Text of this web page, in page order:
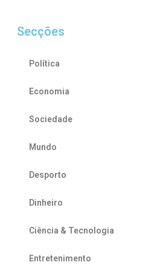
Secções
Política
Economia
Sociedade
Mundo
Desporto
Dinheiro
Ciência & Tecnologia
Entretenimento